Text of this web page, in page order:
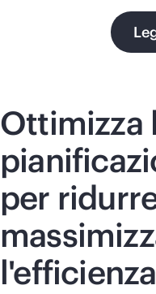
Ottimizza
per